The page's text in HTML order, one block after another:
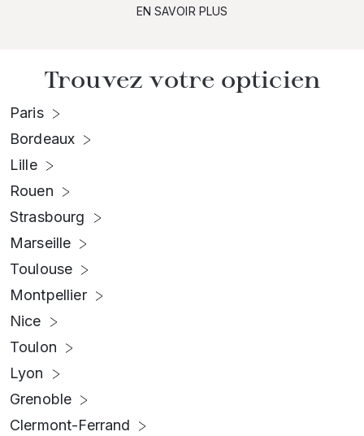
EN SAVOIR PLUS
Trouvez votre opticien
Paris
Bordeaux
Lille
Rouen
Strasbourg
Marseille
Toulouse
Montpellier
Nice
Toulon
Lyon
Grenoble
Clermont-Ferrand